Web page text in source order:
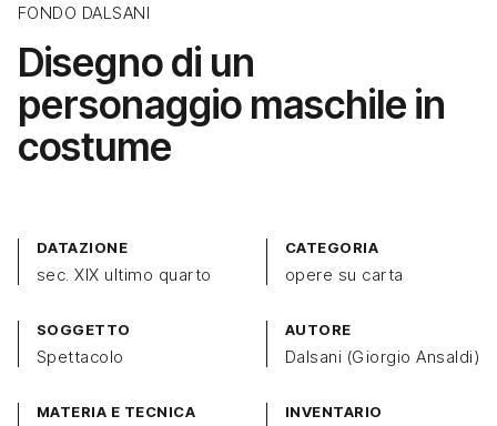
FONDO DALSANI
Disegno di un
personaggio maschile in
costume
DATAZIONE
sec. XIX ultimo quarto
CATEGORIA
opere su carta
SOGGETTO
Spettacolo
AUTORE
Dalsani (Giorgio Ansaldi)
MATERIA E TECNICA INVENTARIO